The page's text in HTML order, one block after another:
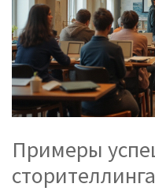
Примеры
сторителлинга